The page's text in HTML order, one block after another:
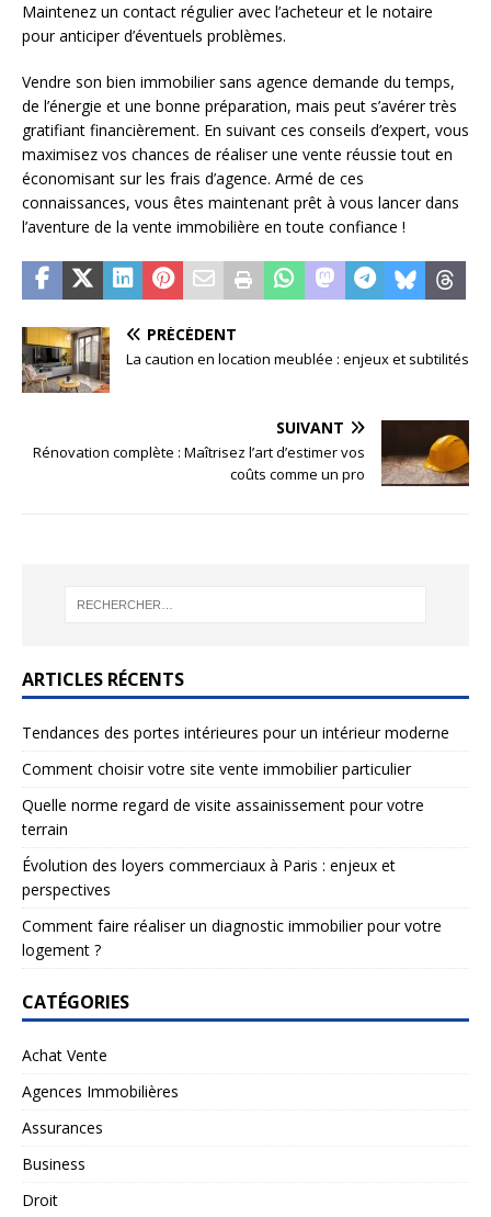
Maintenez un contact régulier avec l’acheteur et le notaire
pour anticiper d’éventuels problèmes.
Vendre son bien immobilier sans agence demande du temps,
de l’énergie et une bonne préparation, mais peut s’avérer très
gratifiant financièrement. En suivant ces conseils d’expert, vous
maximisez vos chances de réaliser une vente réussie tout en
économisant sur les frais d’agence. Armé de ces
connaissances, vous êtes maintenant prêt à vous lancer dans
l’aventure de la vente immobilière en toute confiance !
PRÉCÉDENT
La caution en location meublée : enjeux et subtilités
SUIVANT
Rénovation complète : Maîtrisez l’art d’estimer vos
coûts comme un pro
ARTICLES RÉCENTS
Tendances des portes intérieures pour un intérieur moderne
Comment choisir votre site vente immobilier particulier
Quelle norme regard de visite assainissement pour votre
terrain
Évolution des loyers commerciaux à Paris : enjeux et
perspectives
Comment faire réaliser un diagnostic immobilier pour votre
logement ?
CATÉGORIES
Achat Vente
Agences Immobilières
Assurances
Business
Droit